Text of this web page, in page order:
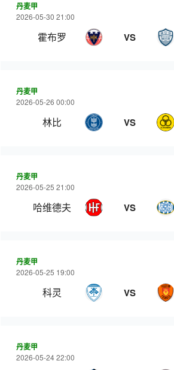
丹麦甲
2026-05-30 21:00
霍布罗 VS
丹麦甲
2026-05-26 00:00
林比 VS
丹麦甲
2026-05-25 21:00
哈维德夫 VS
丹麦甲
2026-05-25 19:00
科灵 VS
丹麦甲
2026-05-24 22:00